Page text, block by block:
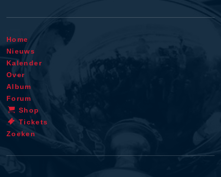
Home
Nieuws
Kalender
Over
Album
Forum
Shop
Tickets
Zoeken